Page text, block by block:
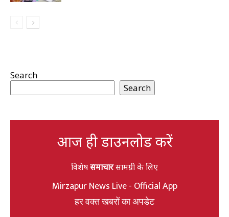
Search
Search
आज ही डाउनलोड करें
विशेषसमाचारसामग्री के लिए
Mirzapur News Live - Official App
हर वक्त खबरों का अपडेट